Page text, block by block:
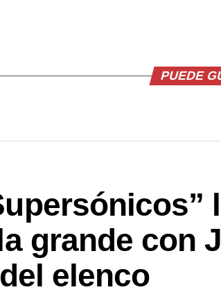
PUEDE
grande con
elenco